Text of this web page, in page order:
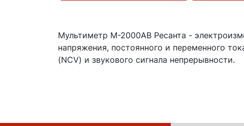
Мультиметр М-2000АВ Ресанта -
напряжения, постоянного и переменного
(NCV) и звукового сигнала непрерывности.